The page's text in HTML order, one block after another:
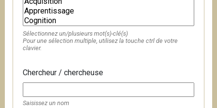
Sélectionnez un/plusieurs mot(s)-clé(s)
Pour une sélection multiple, utilisez la touche ctrl de votre
clavier.
Chercheur / chercheuse
Saisissez un nom